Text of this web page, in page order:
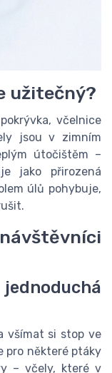
užitečný?
včelnice
jsou v zimním
útočištěm –
jako přirozená
úlů pohybuje,
všímat si stop ve
pro některé ptáky
– včely, které v